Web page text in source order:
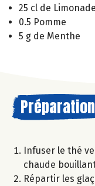
25 cl de Limonade
0.5 Pomme
5 g de Menthe
Préparation
Infuser le thé
chaude
Répartir les